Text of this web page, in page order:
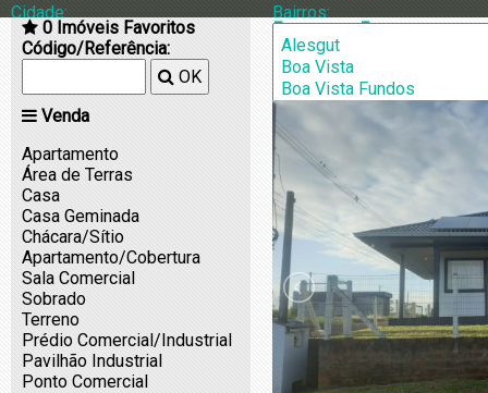
Cidade: Bairros:
0 Imóveis Favoritos
Código/Referência:
OK
Venda
Apartamento
Área de Terras
Casa
Casa Geminada
Chácara/Sítio
Apartamento/Cobertura
Sala Comercial
Sobrado
Terreno
Prédio Comercial/Industrial
Pavilhão Industrial
Ponto Comercial
[1214] Casa
Teutônia